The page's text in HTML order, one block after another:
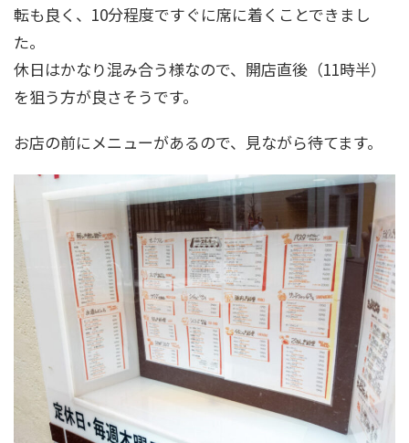
転も良く、10分程度ですぐに席に着くことできまし
た。
休日はかなり混み合う様なので、開店直後（11時半）
を狙う方が良さそうです。
お店の前にメニューがあるので、見ながら待てます。